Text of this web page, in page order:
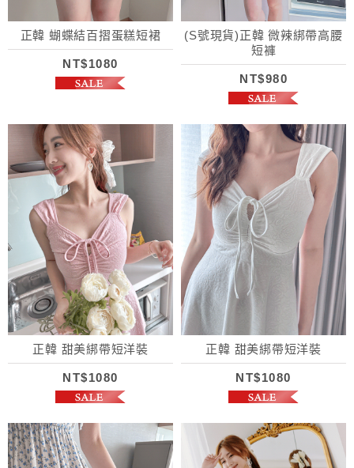
正韓 蝴蝶結百摺蛋糕短裙
NT$1080
(S號現貨)正韓 微辣綁帶高腰
短褲
NT$980
正韓 甜美綁帶短洋裝
NT$1080
正韓 甜美綁帶短洋裝
NT$1080